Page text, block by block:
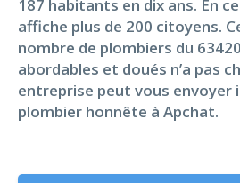
187 habitants en dix ans. En
affiche plus de 200 citoyens.
nombre de plombiers du
abordables et doués n’a pas
entreprise peut vous envoyer
plombier honnête à Apchat.